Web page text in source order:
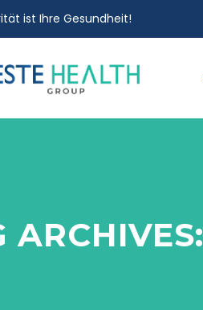
ist Ihre Gesundheit!
ARCHIVES: